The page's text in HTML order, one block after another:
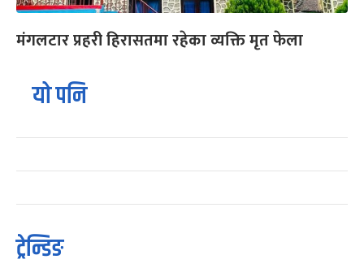
मंगलटार प्रहरी हिरासतमा रहेका व्यक्ति मृत फेला
यो पनि
ट्रेन्डिङ